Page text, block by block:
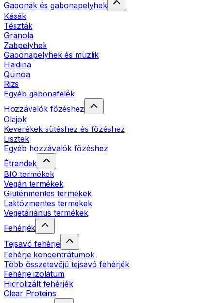
Gabonák és gabonapelyhek
Kásák
Tészták
Granola
Zabpelyhek
Gabonapelyhek és müzlik
Hajdina
Quinoa
Rizs
Egyéb gabonafélék
Hozzávalók főzéshez
Olajok
Keverékek sütéshez és főzéshez
Lisztek
Egyéb hozzávalók főzéshez
Étrendek
BIO termékek
Vegán termékek
Gluténmentes termékek
Laktózmentes termékek
Vegetáriánus termékek
Fehérjék
Tejsavó fehérje
Fehérje koncentrátumok
Több összetevőjű tejsavó fehérjék
Fehérje izolátum
Hidrolizált fehérjék
Clear Proteins